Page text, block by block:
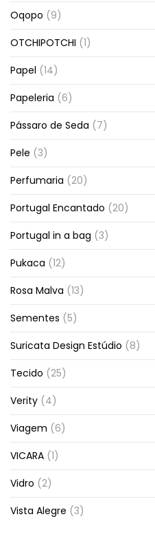
Oqopo (9)
OTCHIPOTCHI (1)
Papel (14)
Papeleria (6)
Pássaro de Seda (7)
Pele (3)
Perfumaria (20)
Portugal Encantado (20)
Portugal in a bag (3)
Pukaca (12)
Rosa Malva (13)
Sementes (5)
Suricata Design Estúdio (8)
Tecido (25)
Verity (4)
Viagem (6)
VICARA (1)
Vidro (2)
Vista Alegre (3)